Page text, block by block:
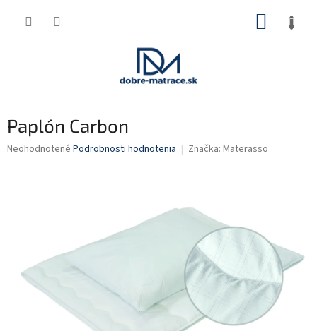
Paplón Carbon
Priemerné
Neohodnotené Podrobnosti hodnotenia Značka: Materasso